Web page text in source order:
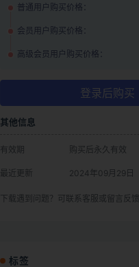
普通用户购买价格：
会员用户购买价格：
高级会员用户购买价格：
登录后购买
其他信息
有效期 购买后永久有效
最近更新 2024年09月29日
下载遇到问题？可联系客服或留言反馈
标签